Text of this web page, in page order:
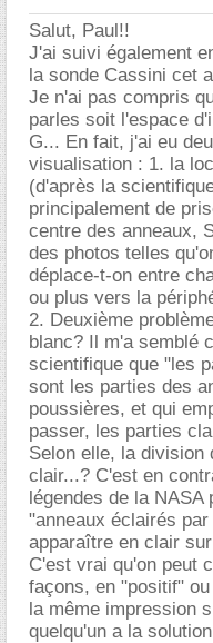
Salut, Paul!!
J'ai suivi également
la sonde Cassini cet
Je n'ai pas compris
parles soit l'espace
G... En fait, j'ai eu
visualisation : 1. la
(d'après la
principalement de
centre des anneaux,
des photos telles
déplace-t-on entre
ou plus vers la
2. Deuxième
blanc? Il m'a semblé
scientifique que "les
sont les parties des
poussières, et qui
passer, les parties
Selon elle, la division
clair...? C'est en
légendes de la NASA
"anneaux éclairés
apparaître en clair
C'est vrai qu'on peut
façons, en "positif"
la même impression
quelqu'un a la